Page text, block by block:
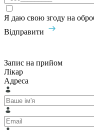
Я даю свою згоду на
Відправити
Запис на прийом
Лікар
Адреса